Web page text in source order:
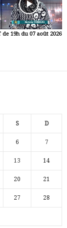
de 19h du 07 août 2026
S D
6 7
13 14
20 21
27 28